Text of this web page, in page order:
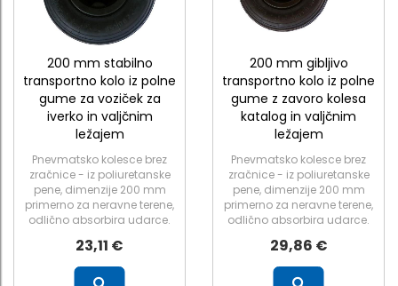
200 mm stabilno
transportno kolo iz polne
gume za voziček za
iverko in valjčnim
ležajem
Pnevmatsko kolesce brez
zračnice - iz poliuretanske
pene, dimenzije 200 mm
primerno za neravne terene,
odlično absorbira udarce.
23,11 €
200 mm gibljivo
transportno kolo iz polne
gume z zavoro kolesa
katalog in valjčnim
ležajem
Pnevmatsko kolesce brez
zračnice - iz poliuretanske
pene, dimenzije 200 mm
primerno za neravne terene,
odlično absorbira udarce.
29,86 €